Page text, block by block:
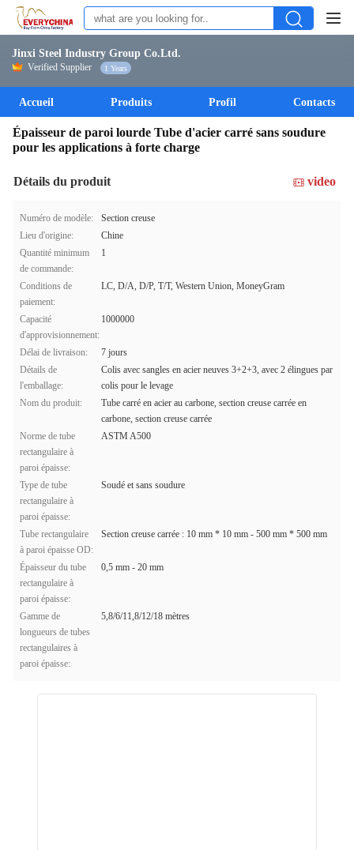
Jinxi Steel Industry Group Co.Ltd.
Verified Supplier 1 Years
Accueil Produits Profil Contacts
Épaisseur de paroi lourde Tube d'acier carré sans soudure
pour les applications à forte charge
Détails du produit video
Numéro de modèle:
Section creuse
Lieu d'origine:
Chine
Quantité minimum
de commande:
1
Conditions de
paiement:
LC, D/A, D/P, T/T, Western Union, MoneyGram
Capacité
d'approvisionnement:
1000000
Délai de livraison:
7 jours
Détails de
l'emballage:
Colis avec sangles en acier neuves 3+2+3, avec 2 élingues par
colis pour le levage
Nom du produit:
Tube carré en acier au carbone, section creuse carrée en
carbone, section creuse carrée
Norme de tube
rectangulaire à
paroi épaisse:
ASTM A500
Type de tube
rectangulaire à
paroi épaisse:
Soudé et sans soudure
Tube rectangulaire
à paroi épaisse OD:
Section creuse carrée : 10 mm * 10 mm - 500 mm * 500 mm
Épaisseur du tube
rectangulaire à
paroi épaisse:
0,5 mm - 20 mm
Gamme de
longueurs de tubes
rectangulaires à
paroi épaisse:
5,8/6/11,8/12/18 mètres